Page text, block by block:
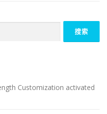
Customization activated